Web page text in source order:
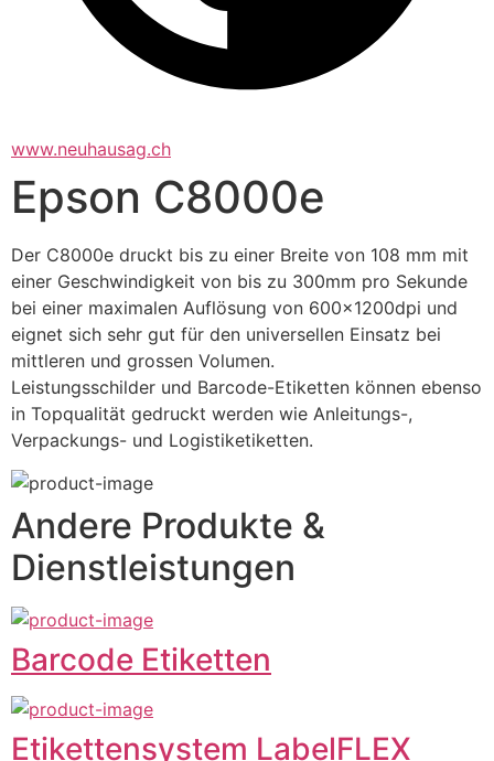
www.neuhausag.ch
Epson C8000e
Der C8000e druckt bis zu einer Breite von 108 mm mit
einer Geschwindigkeit von bis zu 300mm pro Sekunde
bei einer maximalen Auflösung von 600x1200dpi und
eignet sich sehr gut für den universellen Einsatz bei
mittleren und grossen Volumen.
Leistungsschilder und Barcode-Etiketten können ebenso
in Topqualität gedruckt werden wie Anleitungs-,
Verpackungs- und Logistiketiketten.
Andere Produkte &
Dienstleistungen
Barcode Etiketten
Etikettensystem LabelFLEX